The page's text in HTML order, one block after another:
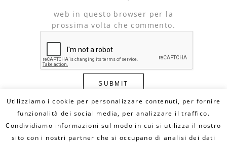
web in questo browser per la
prossima volta che commento.
© Copyright 2020 DILLO CON UN FUMETTO. All
Rights Reserved - MAIL:
info@dilloconunfumetto.it- TEL: 339.7079217 -
Utilizziamo i cookie per personalizzare contenuti, per fornire
funzionalità dei social media, per analizzare il traffico.
Condividiamo informazioni sul modo in cui si utilizza il nostro
sito con i nostri partner che si occupano di analisi dei dati